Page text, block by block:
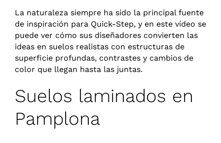
La naturaleza siempre ha sido la principal fuente
de inspiración para Quick-Step, y en este vídeo se
puede ver cómo sus diseñadores convierten las
ideas en suelos realistas con estructuras de
superficie profundas, contrastes y cambios de
color que llegan hasta las juntas.
Suelos laminados en
Pamplona